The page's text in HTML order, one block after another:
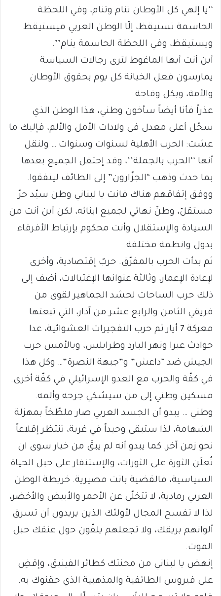
‘‘يا إلهي كل الأوطان تنام وتنام، وفي اللحظة
الحاسمة تستيقظ، إلّا الوطن العربي فيستيقظ
ويستيقظ، وفي اللحظة الحاسمة ينام’’.
أين أنت أيها الماغوط لترى رجالات السياسة
يمارسون فعل الخيانة كل يوم بحقوق الأوطان
والأمة، وبكل وقاحة.
عذراً فأنا أيضاً سأخون وطني، هذا الوطن الذي
سجّل أعلى معدل في ولادات الأمل والألم، فإليك ما
عشت: الحرب الأهلية لسنوات وسنوات … ولنقل
أنها ‘‘الحرب بالجملة’’، وقد إحتفل الجميع بعدها
بما حدث وذهب “الجزّارون” إلى الطائف ليتفقوا.
ووفق إتفاقهم هناك فانت يا لبناني وطن سيّد حرّ
مستقلّ، وطنٌ نهائي لجميع ابنائه، لكن أين أنت من
السيادة والإستقلال وأنت محكوم بإرتباط الأفرقاء
بدول وانظمة مختلفة.
ثم بدأت الحرب بالمفرّق. حربٌ إقتصادية، وأخرى
لإعادة الإعمار، وثالثة عنوانها الإغتيالات، أضف إلى
ذلك حرب الساحات لحشد الجماهير لقوى من
فريقي الثامن والرابع عشر من آذار، التي تبعتها
معركة 7 أيار ثم حرب التفجيرات العشوائية، عدا
حوادث عبرا ونهر البارد وطرابلس، وبالأمس حرب
الجيش ضد “داعش” و”جبهة النصرة”… وكل هذا
في كفّة والحرب مع العدو الإسرائيلي في كفّة أخرى.
مسكين وطني إلى من سيشكي جرحه وألمه.
وطني … يبدو أن الجسد العربي صار ملطّخاً بمهزلة
الشهامة، لذا ستبقى وحيداً في غربة، تنتظر إقلاعاً
نحو زمن آخر. كما يبدو أنه لم يبقَ من خيار سوى ان
تُعلَن الثورة على الثورات، والإستنفار على حبل الحياة
السياسية، فالقضية باتت مصيرية. خريطة الوطن
العربي رمادية، لا تتخلّى عن الأحمر والأبيض والأخضر،
لذا لا تفسح المجال لأولئك الذين يريدون أن تسرق
ألوانهم بريقك، ولا تجعلهم يلفّون حول عنقك حبل
الموت.
إنهض يا لبناني من محنتك كطائر الفينيق، وإقضِ
على فيروس الطائفية والمذهبية الذي حقنوك به.